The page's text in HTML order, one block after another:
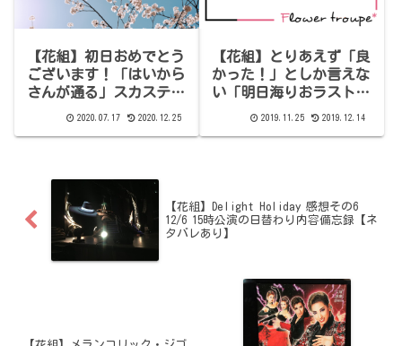
【花組】初日おめでとう
ございます！「はいから
さんが通る」スカステ生
2020.07.17 2020.12.25
【花組】とりあえず「良
かった！」としか言えな
い「明日海りおラストデ
2019.11.25 2019.12.14
【花組】Delight Holiday 感想その6
12/6 15時公演の日替わり内容備忘録【ネ
タバレあり】